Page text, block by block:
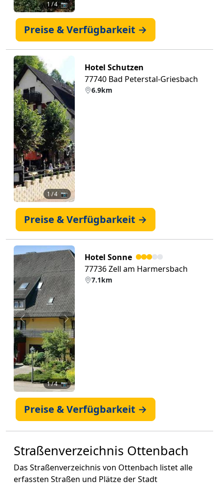
1/ 4 📷
Preise & Verfügbarkeit →
Zurück Weiter
1/ 4 📷
Hotel Schutzen
77740 Bad Peterstal-Griesbach
6.9km
Preise & Verfügbarkeit →
Zurück Weiter
1/ 4 📷
Hotel Sonne
77736 Zell am Harmersbach
7.1km
Preise & Verfügbarkeit →
Straßenverzeichnis Ottenbach
Das Straßenverzeichnis von Ottenbach listet alle
erfassten Straßen und Plätze der Stadt